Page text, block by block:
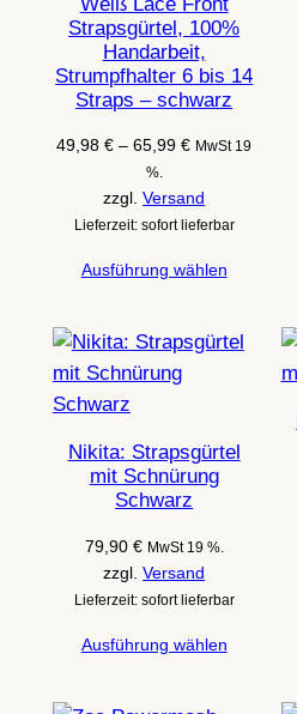
Strapsgürtel, 100%
Handarbeit,
Strumpfhalter 6 bis 14
Straps – schwarz
49,98€ –65,99€Preisspanne:
bis
65,99 €
MwSt 19
%.
zzgl.Versand
Lieferzeit: sofort lieferbar
Ausführung wählen
Nikita: Strapsgürtel
mit Schnürung
Schwarz
79,90 € MwSt 19 %.
zzgl.Versand
Lieferzeit: sofort lieferbar
Ausführung wählen